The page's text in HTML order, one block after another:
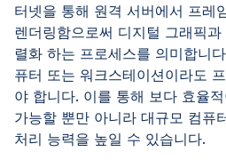
터넷을 통해 원격 서버에서 프레
렌더링함으로써 디지털 그래픽
렬화 하는 프로세스를 의미합니
퓨터 또는 워크스테이션이라도
야 합니다. 이를 통해 보다 효율
가능할 뿐만 아니라 대규모 컴퓨
처리 능력을 높일 수 있습니다.